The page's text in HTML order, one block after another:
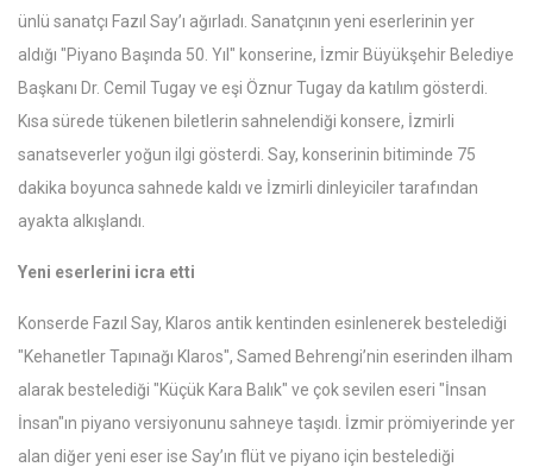
ünlü sanatçı Fazıl Say’ı ağırladı. Sanatçının yeni eserlerinin yer
aldığı "Piyano Başında 50. Yıl" konserine, İzmir Büyükşehir Belediye
Başkanı Dr. Cemil Tugay ve eşi Öznur Tugay da katılım gösterdi.
Kısa sürede tükenen biletlerin sahnelendiği konsere, İzmirli
sanatseverler yoğun ilgi gösterdi. Say, konserinin bitiminde 75
dakika boyunca sahnede kaldı ve İzmirli dinleyiciler tarafından
ayakta alkışlandı.
Yeni eserlerini icra etti
Konserde Fazıl Say, Klaros antik kentinden esinlenerek bestelediği
"Kehanetler Tapınağı Klaros", Samed Behrengi’nin eserinden ilham
alarak bestelediği "Küçük Kara Balık" ve çok sevilen eseri "İnsan
İnsan"ın piyano versiyonunu sahneye taşıdı. İzmir prömiyerinde yer
alan diğer yeni eser ise Say’ın flüt ve piyano için bestelediği